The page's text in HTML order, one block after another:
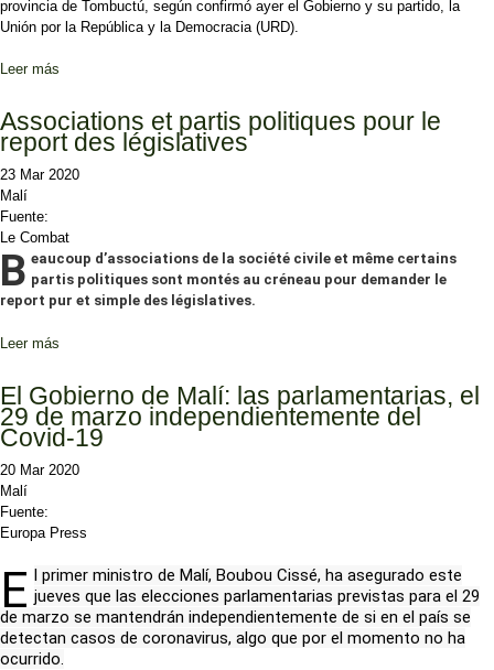
provincia de Tombuctú, según confirmó ayer el Gobierno y su partido, la
Unión por la República y la Democracia (URD).
Leer más
Associations et partis politiques pour le
report des législatives
23 Mar 2020
Malí
Fuente:
Le Combat
B eaucoup d’associations de la société civile et même certains
partis politiques sont montés au créneau pour demander le
report pur et simple des législatives.
Leer más
El Gobierno de Malí: las parlamentarias, el
29 de marzo independientemente del
Covid-19
20 Mar 2020
Malí
Fuente:
Europa Press
E l primer ministro de Malí, Boubou Cissé, ha asegurado este
jueves que las elecciones parlamentarias previstas para el 29
de marzo se mantendrán independientemente de si en el país se
detectan casos de coronavirus, algo que por el momento no ha
ocurrido.